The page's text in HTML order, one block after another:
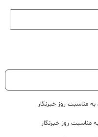
مناسبت روز خبرنگار
مناسبت روز خبرنگار